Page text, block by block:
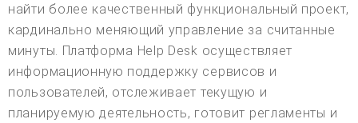
найти более качественный функциональный проект,
кардинально меняющий управление за считанные
минуты. Платформа Help Desk осуществляет
информационную поддержку сервисов и
пользователей, отслеживает текущую и
планируемую деятельность, готовит регламенты и